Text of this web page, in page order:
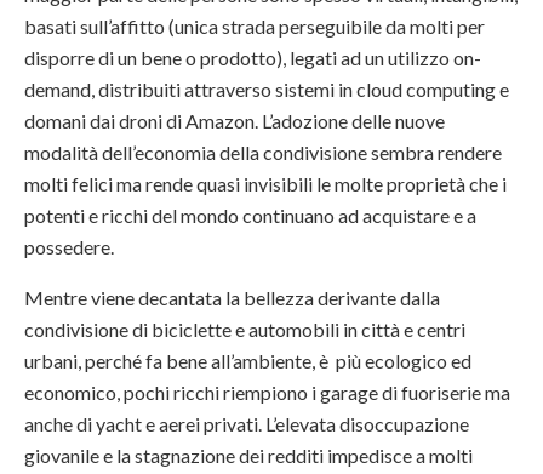
basati sull’affitto (unica strada perseguibile da molti per
disporre di un bene o prodotto), legati ad un utilizzo on-
demand, distribuiti attraverso sistemi in cloud computing e
domani dai droni di Amazon. L’adozione delle nuove
modalità dell’economia della condivisione sembra rendere
molti felici ma rende quasi invisibili le molte proprietà che i
potenti e ricchi del mondo continuano ad acquistare e a
possedere.
Mentre viene decantata la bellezza derivante dalla
condivisione di biciclette e automobili in città e centri
urbani, perché fa bene all’ambiente, è più ecologico ed
economico, pochi ricchi riempiono i garage di fuoriserie ma
anche di yacht e aerei privati. L’elevata disoccupazione
giovanile e la stagnazione dei redditi impedisce a molti